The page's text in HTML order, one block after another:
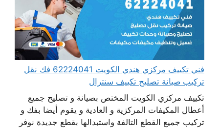
فني تكييف مركزي هندي الكويت 62224041 فك نقل
تركيب صيانة تصليح تكييف سنترال
تكييف مركزي الكويت المختص بصيانة و تصليح جميع
أعطال المكيفات المركزية و العادية و يقوم أيضا بفك و
تركيب جميع القطع التالفة واستبدالها بقطع جديدة نوفر